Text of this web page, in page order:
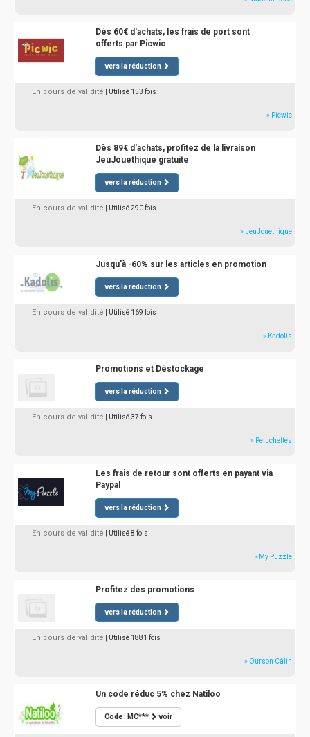
Dès 60€ d'achats, les frais de port sont
offerts par Picwic
vers la réduction
En cours de validité | Utilisé 153 fois
» Picwic
Dès 89€ d'achats, profitez de la livraison
JeuJouethique gratuite
vers la réduction
En cours de validité | Utilisé 290 fois
» JeuJouethique
Jusqu'à -60% sur les articles en promotion
vers la réduction
En cours de validité | Utilisé 169 fois
» Kadolis
Promotions et Déstockage
vers la réduction
En cours de validité | Utilisé 37 fois
» Peluchettes
Les frais de retour sont offerts en payant via
Paypal
vers la réduction
En cours de validité | Utilisé 8 fois
» My Puzzle
Profitez des promotions
vers la réduction
En cours de validité | Utilisé 1881 fois
» Ourson Câlin
Un code réduc 5% chez Natiloo
Code : MC*** voir